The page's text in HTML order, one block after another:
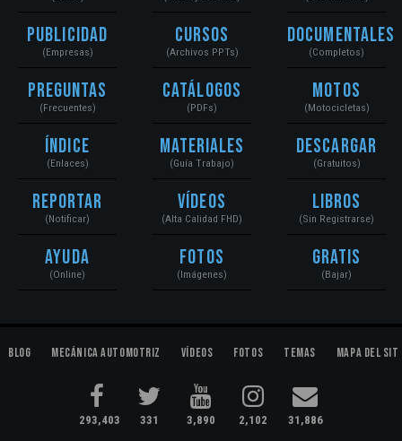
Publicidad
(Empresas)
Preguntas
(Frecuentes)
Índice
(Enlaces)
Reportar
(Notificar)
Ayuda
(Online)
Cursos
(Archivos PPTs)
Catálogos
(PDFs)
Materiales
(Guía Trabajo)
Vídeos
(Alta Calidad FHD)
Fotos
(Imágenes)
Documentales
(Completos)
Motos
(Motocicletas)
Descargar
(Gratuitos)
Libros
(Sin Registrarse)
Gratis
(Bajar)
Blog Mecánica Automotriz Vídeos Fotos Temas Mapa del
293,403 331 3,890 2,102 31,886